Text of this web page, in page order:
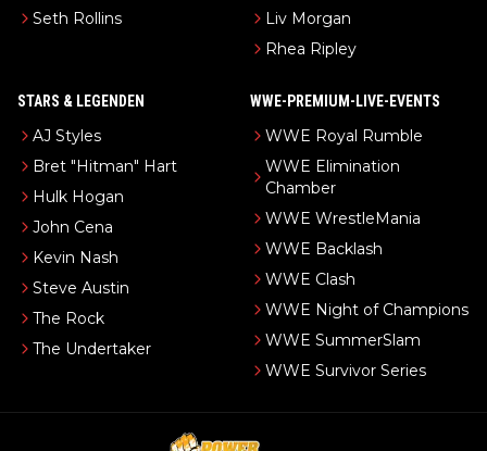
Seth Rollins
Liv Morgan
Rhea Ripley
STARS & LEGENDEN
AJ Styles
Bret "Hitman" Hart
Hulk Hogan
John Cena
Kevin Nash
Steve Austin
The Rock
The Undertaker
WWE-PREMIUM-LIVE-EVENTS
WWE Royal Rumble
WWE Elimination
Chamber
WWE WrestleMania
WWE Backlash
WWE Clash
WWE Night of Champions
WWE SummerSlam
WWE Survivor Series